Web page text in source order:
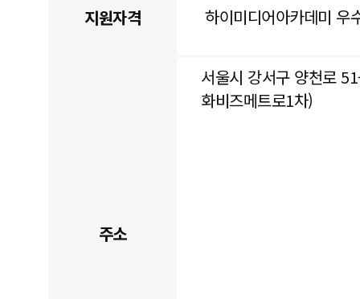
지원자격 하이미디어아카데미 우
주소
서울시 강서구 양천로
화비즈메트로1차)